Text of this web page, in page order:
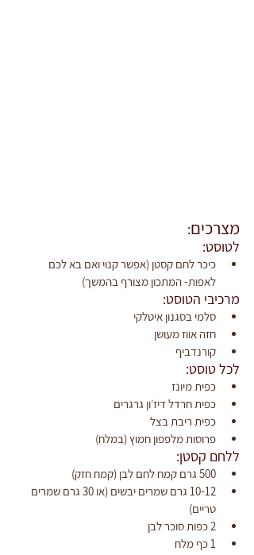
מצרכים:
לטוסט:
כיכר לחם קסטן (אפשר קנוי ואם בא לכם
לאפות- המתכון מצורף בהמשך)
מרכיבי הטוסט:
סלמי בסגנון איטלקי
חזה אווז מעושן
קורנדביף
לכל טוסט:
כפית מיונז
כפית חרדל דיז׳ון גרגרים
כפית ריבת בצל
פרוסות מלפפון חמוץ (במלח)
ללחם קסטן:
500 גרם קמח לחם לבן (קמח חזק)
10-12 גרם שמרים יבשים (או 30 גרם שמרים
טריים)
2 כפות סוכר לבן
1 כף מלח